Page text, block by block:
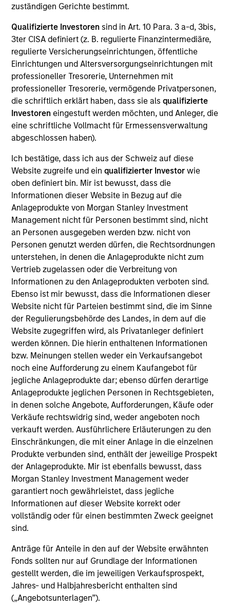
zuständigen Gerichte bestimmt.
Qualifizierte Investoren sind in Art. 10 Para. 3 a-d, 3bis,
3ter CISA definiert (z. B. regulierte Finanzintermediäre,
regulierte Versicherungseinrichtungen, öffentliche
Einrichtungen und Altersversorgungseinrichtungen mit
professioneller Tresorerie, Unternehmen mit
professioneller Tresorerie, vermögende Privatpersonen,
die schriftlich erklärt haben, dass sie alsqualifizierte
Investoren eingestuft werden möchten, und Anleger, die
eine schriftliche Vollmacht für Ermessensverwaltung
abgeschlossen haben).
Ich bestätige, dass ich aus der Schweiz auf diese
Website zugreife und ein qualifizierter Investor wie
oben definiert bin. Mir ist bewusst, dass die
Informationen dieser Website in Bezug auf die
Anlageprodukte von Morgan Stanley Investment
Management nicht für Personen bestimmt sind, nicht
an Personen ausgegeben werden bzw. nicht von
Personen genutzt werden dürfen, die Rechtsordnungen
unterstehen, in denen die Anlageprodukte nicht zum
Vertrieb zugelassen oder die Verbreitung von
Informationen zu den Anlageprodukten verboten sind.
Ebenso ist mir bewusst, dass die Informationen dieser
Website nicht für Parteien bestimmt sind, die im Sinne
der Regulierungsbehörde des Landes, in dem auf die
Website zugegriffen wird, als Privatanleger definiert
werden können. Die hierin enthaltenen Informationen
bzw. Meinungen stellen weder ein Verkaufsangebot
noch eine Aufforderung zu einem Kaufangebot für
jegliche Anlageprodukte dar; ebenso dürfen derartige
Anlageprodukte jeglichen Personen in Rechtsgebieten,
in denen solche Angebote, Aufforderungen, Käufe oder
Verkäufe rechtswidrig sind, weder angeboten noch
verkauft werden. Ausführlichere Erläuterungen zu den
Einschränkungen, die mit einer Anlage in die einzelnen
Produkte verbunden sind, enthält der jeweilige Prospekt
der Anlageprodukte. Mir ist ebenfalls bewusst, dass
Morgan Stanley Investment Management weder
garantiert noch gewährleistet, dass jegliche
Informationen auf dieser Website korrekt oder
vollständig oder für einen bestimmten Zweck geeignet
sind.
Anträge für Anteile in den auf der Website erwähnten
Fonds sollten nur auf Grundlage der Informationen
gestellt werden, die im jeweiligen Verkaufsprospekt,
Jahres- und Halbjahresbericht enthalten sind
(„Angebotsunterlagen”).
Applied Equity Advisors Team
Scott is a portfolio analyst for Applied Equity
Advisors. He joined Morgan Stanley in 2024 and
has 4 years of investment experience. Prior to
joining Morgan Stanley, Scott spent three years in
equity research at a Chicago-based investment
manager. Scott earned his B.A. in Finance,
Investment, and Banking from the University of
Wisconsin-Madison. He holds the Chartered
Financial Analyst designation.
Team Insights
TAKEAWAYS & KEY EXPECTATIONS
Mid-Year Equity Market Outlook - July
2026
In his latest TAKE, Senior Portfolio Manager
Andrew Slimmon shares his mid-year equity
market outlook, explaining why the 2026 rally
looks rational and where opportunities may
emerge beyond the obvious AI beneficiaries.
06-JUL-2026
Institutional Investor rankings relate to Richard
Bernstein personally, and not to Richard Bernstein
Advisors LLC. Mr. Bernstein was named to Institutional